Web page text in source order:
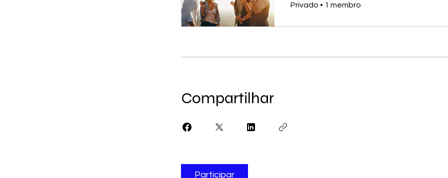
Privado • 1 membro
Compartilhar
Participar